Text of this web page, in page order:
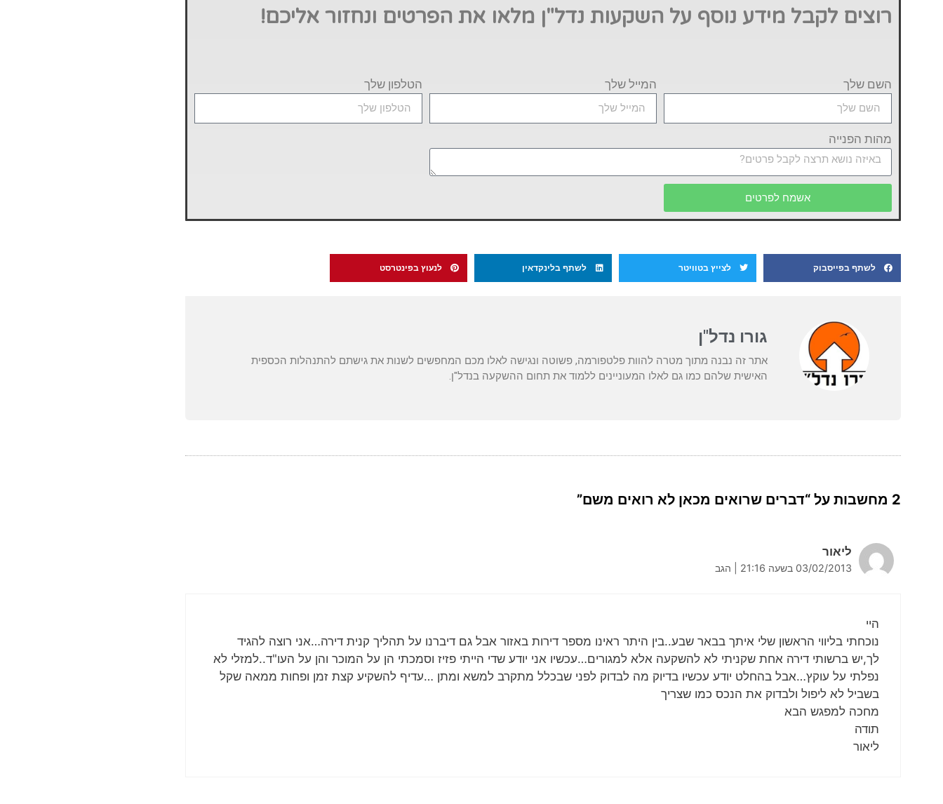
רוצים לקבל מידע נוסף על השקעות נדל"ן מלאו את הפרטים ונחזור אליכם!
השם שלך המייל שלך הטלפון שלך
מהות הפנייה
אשמח לפרטים
לשתף בפייסבוק לצייץ בטוויטר לשתף בלינקדאין לנעוץ בפינטרסט
גורו נדל"ן
אתר זה נבנה מתוך מטרה להוות פלטפורמה, פשוטה ונגישה לאלו מכם המחפשים לשנות את גישתם להתנהלות הכספית
האישית שלהם כמו גם לאלו המעוניינים ללמוד את תחום ההשקעה בנדל"ן.
2 מחשבות על “דברים שרואים מכאן לא רואים משם”
ליאור
03/02/2013 בשעה 21:16 הגב
היי
נוכחתי בליווי הראשון שלי איתך בבאר שבע..בין היתר ראינו מספר דירות באזור אבל גם דיברנו על תהליך קנית דירה…אני רוצה להגיד
לך,יש ברשותי דירה אחת שקניתי לא להשקעה אלא למגורים…עכשיו אני יודע שדי הייתי פזיז וסמכתי הן על המוכר והן על העו"ד..למזלי לא
נפלתי על עוקץ…אבל בהחלט יודע עכשיו בדיוק מה לבדוק לפני שבכלל מתקרב למשא ומתן …עדיף להשקיע קצת זמן ופחות ממאה שקל
בשביל לא ליפול ולבדוק את הנכס כמו שצריך
מחכה למפגש הבא
תודה
ליאור